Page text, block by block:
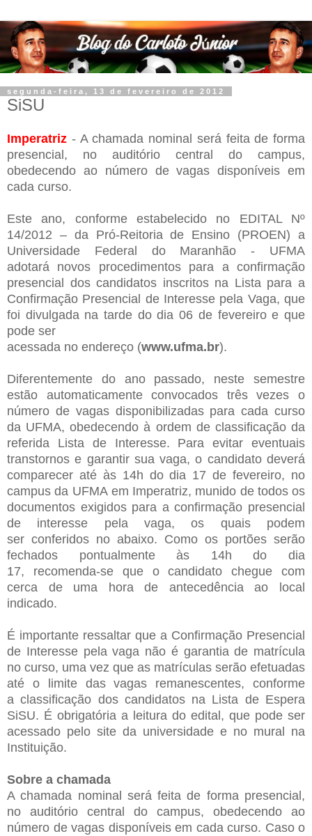
segunda-feira, 13 de fevereiro de 2012
SiSU
Imperatriz - A chamada nominal será feita de forma
presencial, no auditório central do campus,
obedecendo ao número de vagas disponíveis em
cada curso.
Este ano, conforme estabelecido no EDITAL Nº
14/2012 – da Pró-Reitoriade Ensino (PROEN) a
Universidade Federal do Maranhão - UFMA
adotará novos procedimentos para a confirmação
presencial dos candidatos inscritos na Lista para a
Confirmação Presencial de Interesse pela Vaga, que
foi divulgada na tarde do dia 06 de fevereiro e que
pode ser
acessada no endereço (www.ufma.br).
Diferentemente do ano passado, neste semestre
estão automaticamenteconvocados três vezes o
número de vagas disponibilizadas para cada curso
da UFMA, obedecendo à ordem de classificação da
referida Lista de Interesse. Para evitar eventuais
transtornos e garantir sua vaga, o candidato deverá
comparecer até às 14h do dia 17 de fevereiro, no
campus da UFMA em Imperatriz, munido de todos os
documentos exigidos para aconfirmação presencial
de interesse pela vaga, os quais podem
ser conferidos no abaixo. Como os portões serão
fechados pontualmente às 14h do dia
17, recomenda-se que o candidato chegue com
cerca de uma hora de antecedência ao local
indicado.
É importante ressaltar que a Confirmação Presencial
de Interesse pelavaga não é garantia de matrícula
no curso, uma vez que as matrículas serão efetuadas
até o limite das vagas remanescentes, conforme
aclassificação dos candidatos na Lista de Espera
SiSU. É obrigatória a leitura do edital, que pode ser
acessado pelo site da universidade e no mural na
Instituição.
Sobre a chamada
A chamada nominal será feita de forma presencial,
no auditório central do campus, obedecendo ao
número de vagas disponíveis em cada curso. Caso o